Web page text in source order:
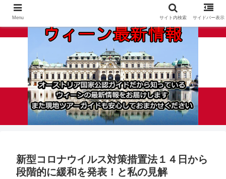
新型コロナウイルス対策措置法１４日から
段階的に緩和を発表！と私の見解
Menu サイト内検索 サイドバー表示